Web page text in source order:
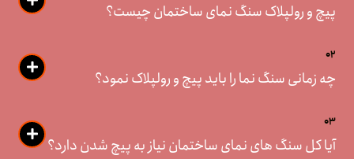
پیچ و رولپلاک سنگ نمای ساختمان چیست؟
02
چه زمانی سنگ نما را باید پیچ و رولپلاک نمود؟
03
آیا کل سنگ های نمای ساختمان نیاز به پیچ شدن دارد؟